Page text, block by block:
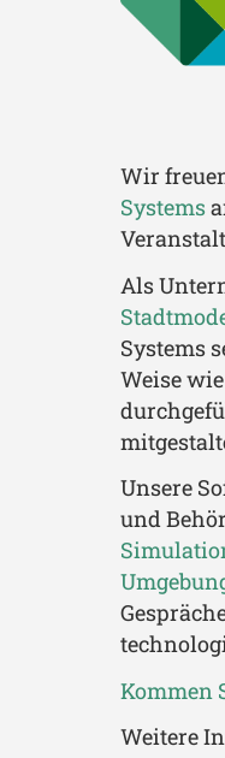
Wir
Systems
Als
Systems
Weise
Unsere
und
Kommen
Weitere